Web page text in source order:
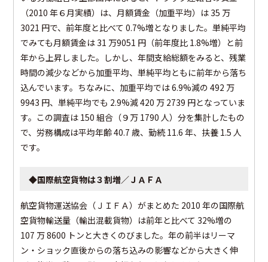
（2010 年６月実績）は、月額賃金（加重平均）は 35 万
3021 円で、前年度と比べて 0.7%増となりました。単純平均
でみても月額賃金は 31 万9051 円（前年度比 1.8%増）と前
年から上昇しました。しかし、年間支給総額をみると、残業
時間の減少などから加重平均、単純平均ともに前年から落ち
込んでいます。ちなみに、加重平均では 6.9%減の 492 万
9943 円、単純平均でも 2.9%減 420 万 2739 円となっていま
す。この調査は 150 組合（９万 1790 人）分を集計したもの
で、労務構成は平均年齢 40.7 歳、勤続 11.6 年、扶養 1.5 人
です。
◆国際航空貨物は３割増／ＪＡＦＡ
航空貨物運送協会（ＪＩＦＡ）がまとめた 2010 年の国際航
空貨物輸送量（輸出混載貨物）は前年と比べて 32%増の
107 万 8600 トンと大きくのびました。年の前半はリーマ
ン・ショック直後からの落ち込みの影響などから大きく伸